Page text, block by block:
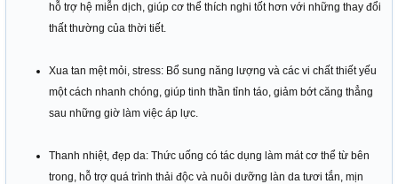
hỗ trợ hệ miễn dịch, giúp cơ thể thích nghi tốt hơn với những thay đổi
thất thường của thời tiết.
Xua tan mệt mỏi, stress: Bổ sung năng lượng và các vi chất thiết yếu
một cách nhanh chóng, giúp tinh thần tỉnh táo, giảm bớt căng thẳng
sau những giờ làm việc áp lực.
Thanh nhiệt, đẹp da: Thức uống có tác dụng làm mát cơ thể từ bên
trong, hỗ trợ quá trình thải độc và nuôi dưỡng làn da tươi tắn, mịn